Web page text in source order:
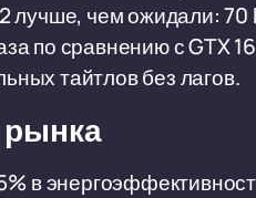
лучше, чем ожидали: 70
по сравнению с GTX
тайтлов без лагов.
рынка
в